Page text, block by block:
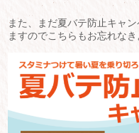
また、まだ夏バテ防止キャ
ますのでこちらもお忘れな